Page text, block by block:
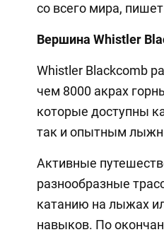
со всего мира, пишет
Вершина Whistler
Whistler Blackcomb
чем 8000 акрах
которые доступны
так и опытным
Активные
разнообразные
катанию на лыжах
навыков. По